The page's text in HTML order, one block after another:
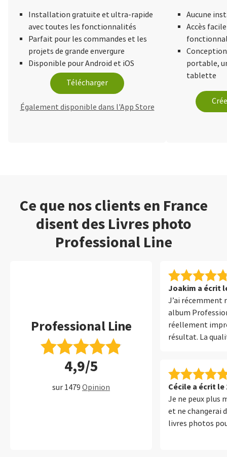
Installation gratuite et ultra-rapide
avec toutes les fonctionnalités
Parfait pour les commandes et les
projets de grande envergure
Disponible pour Android et iOS
Télécharger
Également disponible dans l'App Store
Aucune
Accès
portable,
tablette
Ce que nos clients en France
disent des Livres photo
Professional Line
Professional Line
4,9/5
sur 1479 Opinion
Joakim a écrit
J’ai récemment
album
réellement
résultat. La
sont
offrent un
couleurs sont
sont bien
détail est
Cécile a écrit le
Je ne peux plus
et ne changerai
livres photos